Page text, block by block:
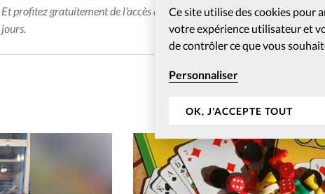
Ce site utilise des cookies pour
votre expérience utilisateur et
de contrôler ce que vous
Personnaliser
OK, J'ACCEPTE TOUT
Et profitez gratuitement de l'accès aux articles web réservés aux abonnés
jours.